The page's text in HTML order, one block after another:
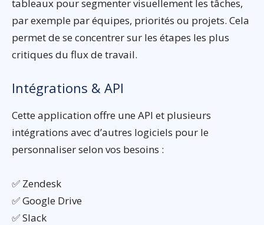
tableaux pour segmenter visuellement les tâches,
par exemple par équipes, priorités ou projets. Cela
permet de se concentrer sur les étapes les plus
critiques du flux de travail.
Intégrations & API
Cette application offre une API et plusieurs
intégrations avec d’autres logiciels pour le
personnaliser selon vos besoins :
✅ Zendesk
✅ Google Drive
✅ Slack